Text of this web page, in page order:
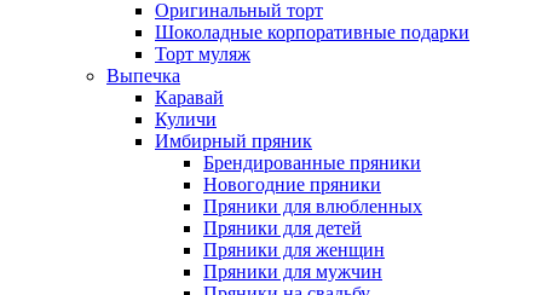
Оригинальный торт
Шоколадные корпоративные подарки
Торт муляж
Выпечка
Каравай
Куличи
Имбирный пряник
Брендированные пряники
Новогодние пряники
Пряники для влюбленных
Пряники для детей
Пряники для женщин
Пряники для мужчин